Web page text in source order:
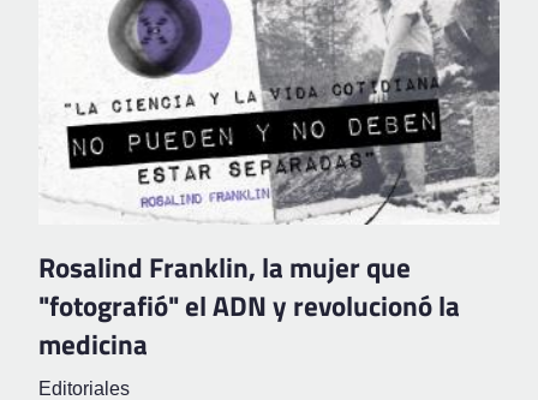
Rosalind Franklin, la mujer que
"fotografió" el ADN y revolucionó la
medicina
Editoriales